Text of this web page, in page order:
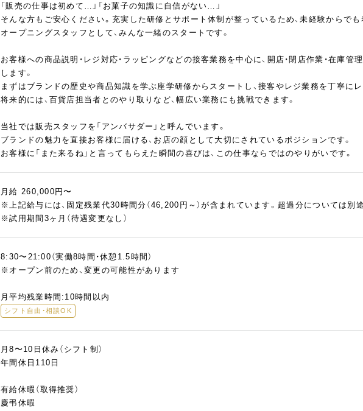
「販売の仕事は初めて…」「お菓子の知識に自信がない…」
そんな方もご安心ください。充実した研修とサポート体制が整っているため、未経験からで
オープニングスタッフとして、みんな一緒のスタートです。
お客様への商品説明・レジ対応・ラッピングなどの接客業務を中心に、開店・閉店作業・在庫
します。
まずはブランドの歴史や商品知識を学ぶ座学研修からスタートし、接客やレジ業務を丁寧に
将来的には、百貨店担当者とのやり取りなど、幅広い業務にも挑戦できます。
当社では販売スタッフを「アンバサダー」と呼んでいます。
ブランドの魅力を直接お客様に届ける、お店の顔として大切にされているポジションです。
お客様に「また来るね」と言ってもらえた瞬間の喜びは、この仕事ならではのやりがいです。
月給 260,000円〜
※上記給与には、固定残業代30時間分（46,200円～）が含まれています。超過分については別
※試用期間3ヶ月（待遇変更なし）
8:30〜21:00（実働8時間・休憩1.5時間）
※オープン前のため、変更の可能性があります
月平均残業時間:10時間以内
シフト自由・相談OK
月8〜10日休み（シフト制）
年間休日110日
有給休暇（取得推奨）
慶弔休暇